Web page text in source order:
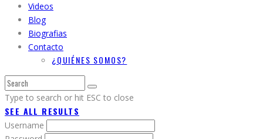
Videos
Blog
Biografias
Contacto
¿QUIÉNES SOMOS?
Type to search or hit ESC to close
SEE ALL RESULTS
Username